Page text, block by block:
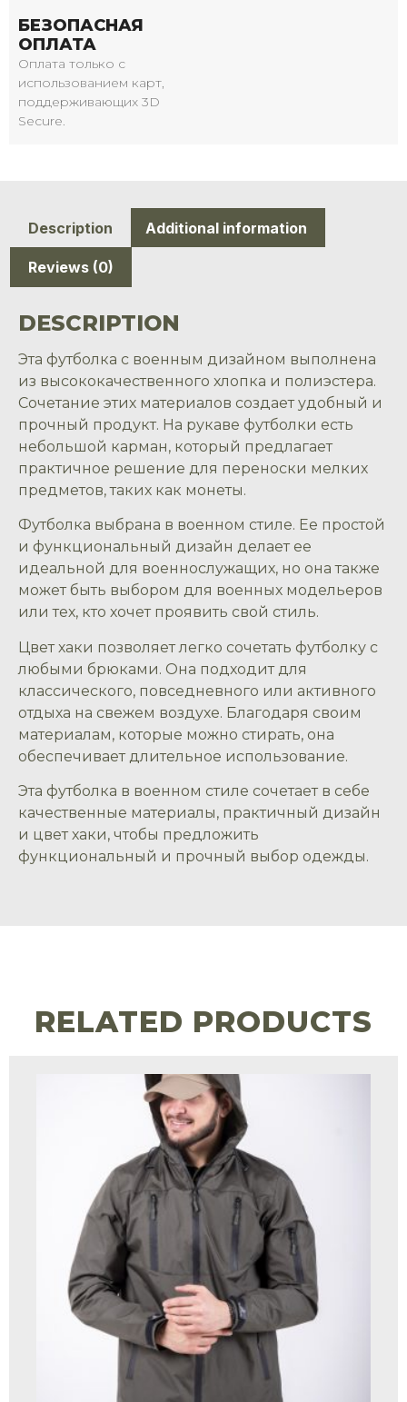
БЕЗОПАСНАЯ
ОПЛАТА
Оплата только с
использованием карт,
поддерживающих 3D
Secure.
Description Additional information
Reviews (0)
DESCRIPTION
Эта футболка с военным дизайном выполнена
из высококачественного хлопка и полиэстера.
Сочетание этих материалов создает удобный и
прочный продукт. На рукаве футболки есть
небольшой карман, который предлагает
практичное решение для переноски мелких
предметов, таких как монеты.
Футболка выбрана в военном стиле. Ее простой
и функциональный дизайн делает ее
идеальной для военнослужащих, но она также
может быть выбором для военных модельеров
или тех, кто хочет проявить свой стиль.
Цвет хаки позволяет легко сочетать футболку с
любыми брюками. Она подходит для
классического, повседневного или активного
отдыха на свежем воздухе. Благодаря своим
материалам, которые можно стирать, она
обеспечивает длительное использование.
Эта футболка в военном стиле сочетает в себе
качественные материалы, практичный дизайн
и цвет хаки, чтобы предложить
функциональный и прочный выбор одежды.
RELATED PRODUCTS